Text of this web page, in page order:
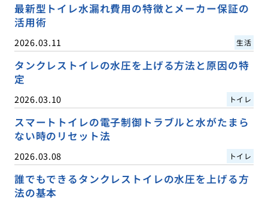
最新型トイレ水漏れ費用の特徴とメーカー保証の
活用術
2026.03.11 生活
タンクレストイレの水圧を上げる方法と原因の特
定
2026.03.10 トイレ
スマートトイレの電子制御トラブルと水がたまら
ない時のリセット法
2026.03.08 トイレ
誰でもできるタンクレストイレの水圧を上げる方
法の基本